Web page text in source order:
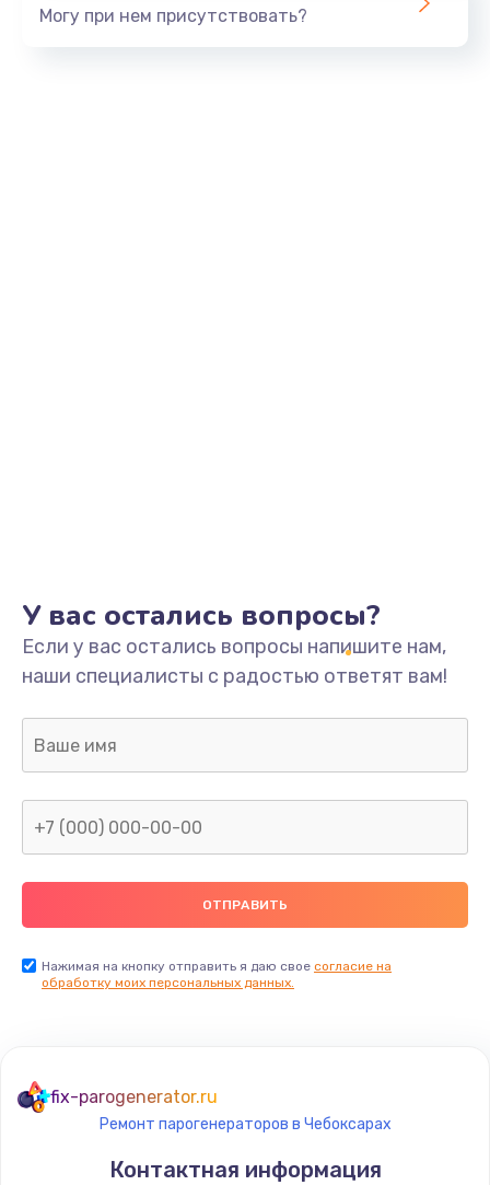
Могу при нем присутствовать?
У вас остались вопросы?
Если у вас остались вопросы напишите нам,
наши специалисты с радостью ответят вам!
Нажимая на кнопку отправить я даю свое согласие на
обработку моих персональных данных.
fix-parogenerator.ru
Ремонт парогенераторов в Чебоксарах
Контактная информация